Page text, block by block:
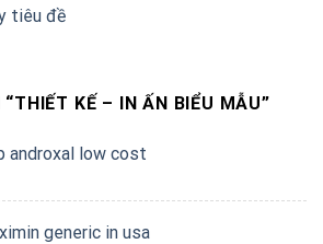
tiêu đề
THIẾT KẾ – IN ẤN BIỂU MẪU”
androxal low cost
generic in usa